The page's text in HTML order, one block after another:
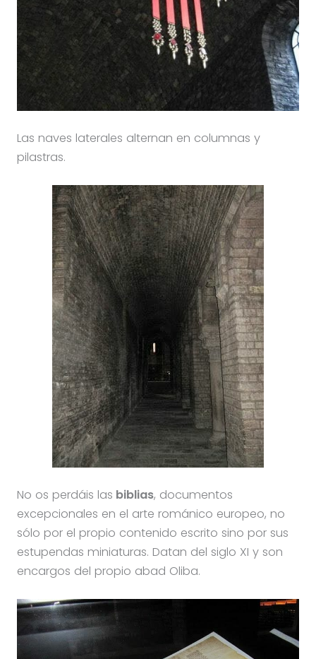
Las naves laterales alternan en columnas y
pilastras.
No os perdáis las biblias, documentos
excepcionales en el arte románico europeo, no
sólo por el propio contenido escrito sino por sus
estupendas miniaturas. Datan del siglo XI y son
encargos del propio abad Oliba.